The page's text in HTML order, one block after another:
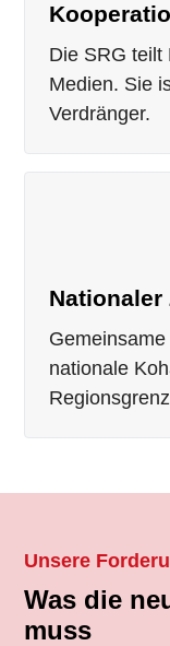
Die SRG teilt
Medien. Sie
Verdränger.
Nationaler
nationale
Unsere
Was die
muss